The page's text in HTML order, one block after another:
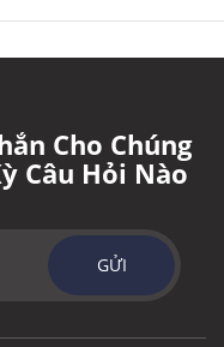
Cho Chúng
Câu Hỏi Nào
GỬI